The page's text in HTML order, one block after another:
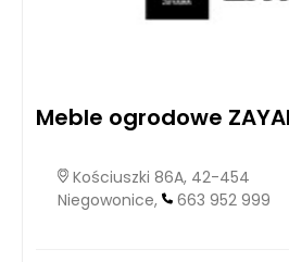
Meble ogrodowe
Kościuszki 86A, 42-454
Niegowonice,
663 952 999